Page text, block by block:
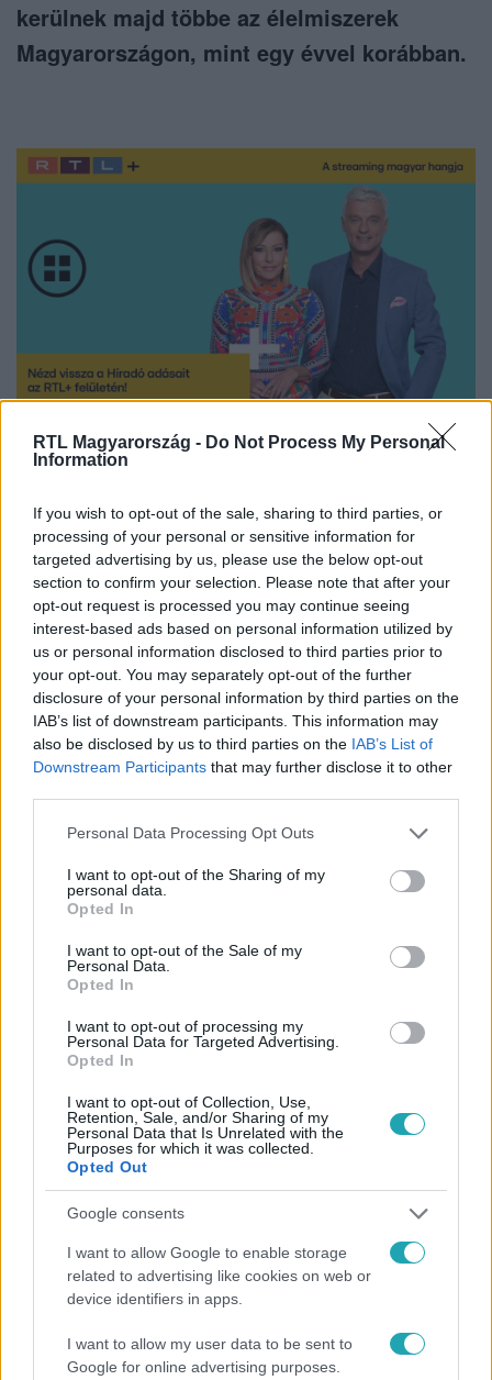
RTL Magyarország - Do Not Process My Personal
Information
If you wish to opt-out of the sale, sharing to third parties, or
processing of your personal or sensitive information for
targeted advertising by us, please use the below opt-out
section to confirm your selection. Please note that after your
opt-out request is processed you may continue seeing
interest-based ads based on personal information utilized by
us or personal information disclosed to third parties prior to
your opt-out. You may separately opt-out of the further
disclosure of your personal information by third parties on the
IAB’s list of downstream participants. This information may
also be disclosed by us to third parties on the IAB’s List of
Downstream Participants that may further disclose it to other
Please note that this website/app uses one or more Google
not limited to your visit or usage behaviour. You may click to
grant or deny consent to Google and its third-party tags to
use your data for below specified purposes in below Google
consent section.
Personal Data Processing Opt Outs
I want to opt-out of the Sharing of my
personal data.
Opted In
I want to opt-out of the Sale of my
Personal Data.
Opted In
I want to opt-out of processing my
Personal Data for Targeted Advertising.
Opted In
I want to opt-out of Collection, Use,
Retention, Sale, and/or Sharing of my
Personal Data that Is Unrelated with the
Purposes for which it was collected.
Opted Out
Google consents
I want to allow Google to enable storage
related to advertising like cookies on web or
device identifiers in apps.
I want to allow my user data to be sent to
Google for online advertising purposes.
kerülnek majd többe az élelmiszerek
Magyarországon, mint egy évvel korábban.
Nézd vissza a Híradó adásait az RTL+ felületén!
Itt állítsd be, hogy az RTL.hu az elsők között
legyen a Google-találatokban!
Kövess minket, és értesülj a friss hírekről a
Facebookon is!
GAZDASÁG #ÉLELMISZER # OLAJ
#ÁRAK # DRÁGULÁS #
Népszerű